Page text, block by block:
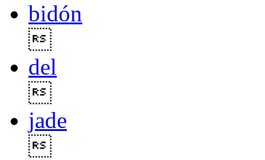
bidón
del
jade